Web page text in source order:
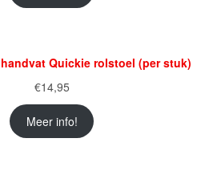
Quickie rolstoel (per stuk)
€14,95
Meer info!